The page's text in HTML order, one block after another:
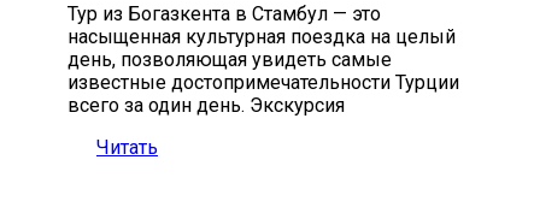
Тур из Богазкента в Стамбул — это
насыщенная культурная поездка на целый
день, позволяющая увидеть самые
известные достопримечательности Турции
всего за один день. Экскурсия
Читать